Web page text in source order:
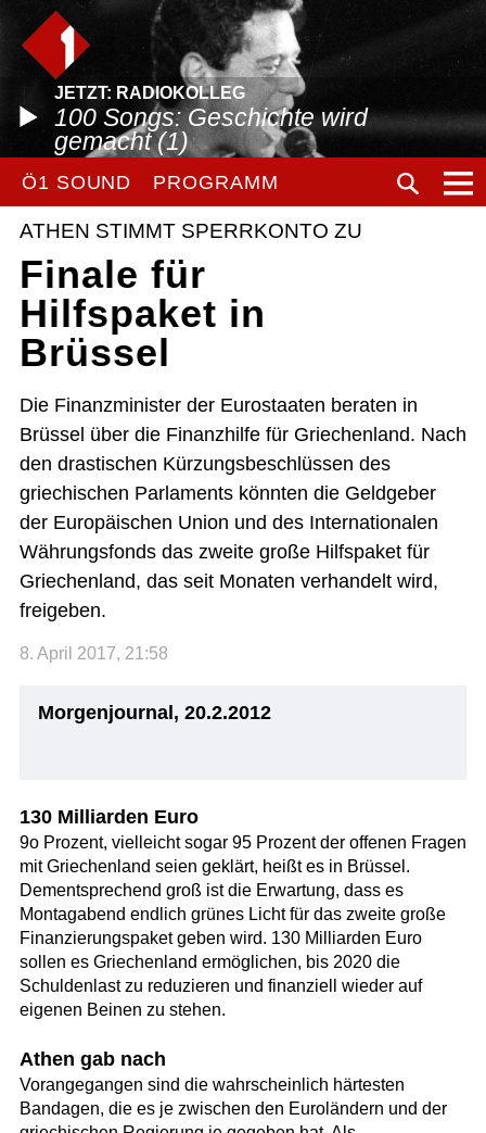
JETZT: RADIOKOLLEG
100 Songs: Geschichte wird
gemacht (1)
Ö1 SOUND PROGRAMM
ATHEN STIMMT SPERRKONTO ZU
Finale für
Hilfspaket in
Brüssel
Die Finanzminister der Eurostaaten beraten in
Brüssel über die Finanzhilfe für Griechenland. Nach
den drastischen Kürzungsbeschlüssen des
griechischen Parlaments könnten die Geldgeber
der Europäischen Union und des Internationalen
Währungsfonds das zweite große Hilfspaket für
Griechenland, das seit Monaten verhandelt wird,
freigeben.
8. April 2017, 21:58
Morgenjournal, 20.2.2012
130 Milliarden Euro
9o Prozent, vielleicht sogar 95 Prozent der offenen Fragen
mit Griechenland seien geklärt, heißt es in Brüssel.
Dementsprechend groß ist die Erwartung, dass es
Montagabend endlich grünes Licht für das zweite große
Finanzierungspaket geben wird. 130 Milliarden Euro
sollen es Griechenland ermöglichen, bis 2020 die
Schuldenlast zu reduzieren und finanziell wieder auf
eigenen Beinen zu stehen.
Athen gab nach
Vorangegangen sind die wahrscheinlich härtesten
Bandagen, die es je zwischen den Euroländern und der